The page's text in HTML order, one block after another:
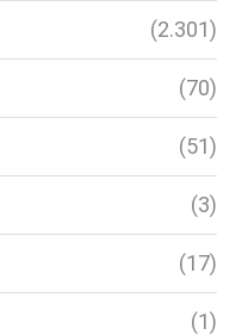
(2.301)
(70)
(51)
(3)
(17)
(1)